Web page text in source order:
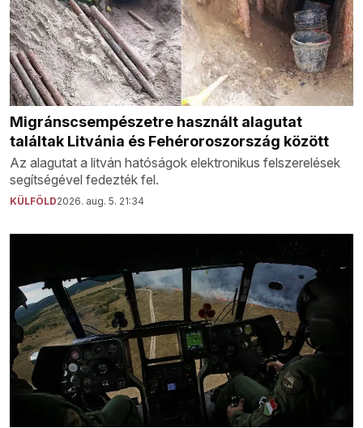
Migránscsempészetre használt alagutat
találtak Litvánia és Fehéroroszország között
Az alagutat a litván hatóságok elektronikus felszerelések
segítségével fedezték fel.
KÜLFÖLD2026. aug. 5. 21:34